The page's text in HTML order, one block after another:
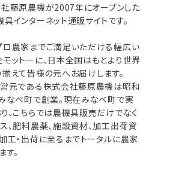
藤原農機が2007年にオープンした
インターネット通販サイトです。
ロ農家までご満足いただける幅広い
ットーに、日本全国はもとより世界
えて皆様の元へお届けします。
営元である株式会社藤原農機は昭和
なべ町で創業。現在みなべ町で実
、こちらでは農機具販売だけでなく
、肥料農薬、施設資材、加工出荷資
工・出荷に至るまでトータルに農家
。